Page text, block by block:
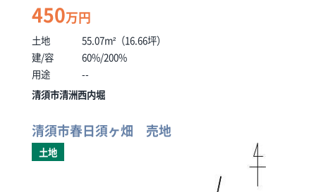
450万円
土地
55.07m²（16.66坪）
建/容
60%/200%
用途
--
清須市清洲西内堀
清須市春日須ヶ畑 売地
土地